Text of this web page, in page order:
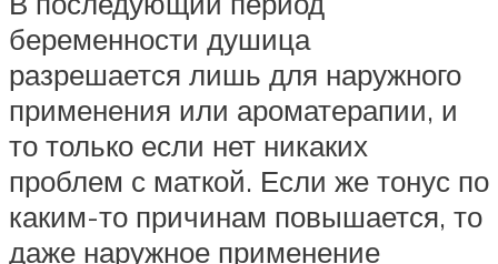
беременности душица
разрешается лишь для наружного
применения или ароматерапии, и
то только если нет никаких
проблем с маткой. Если же тонус по
каким-то причинам повышается, то
даже наружное применение